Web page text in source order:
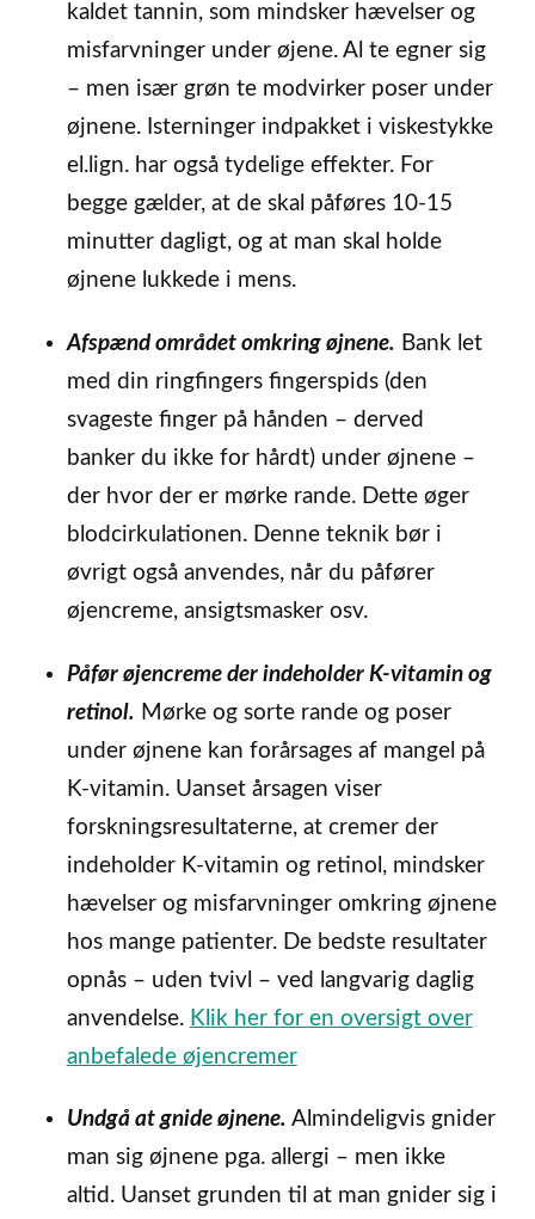
kaldet tannin, som mindsker hævelser og
misfarvninger under øjene. Al te egner sig
– men især grøn te modvirker poser under
øjnene. Isterninger indpakket i viskestykke
el.lign. har også tydelige effekter. For
begge gælder, at de skal påføres 10-15
minutter dagligt, og at man skal holde
øjnene lukkede i mens.
Afspænd området omkring øjnene. Bank let
med din ringfingers fingerspids (den
svageste finger på hånden – derved
banker du ikke for hårdt) under øjnene –
der hvor der er mørke rande. Dette øger
blodcirkulationen. Denne teknik bør i
øvrigt også anvendes, når du påfører
øjencreme, ansigtsmasker osv.
Påfør øjencreme der indeholder K-vitamin og
retinol. Mørke og sorte rande og poser
under øjnene kan forårsages af mangel på
K-vitamin. Uanset årsagen viser
forskningsresultaterne, at cremer der
indeholder K-vitamin og retinol, mindsker
hævelser og misfarvninger omkring øjnene
hos mange patienter. De bedste resultater
opnås – uden tvivl – ved langvarig daglig
anvendelse. Klik her for en oversigt over
anbefalede øjencremer
Undgå at gnide øjnene. Almindeligvis gnider
man sig øjnene pga. allergi – men ikke
altid. Uanset grunden til at man gnider sig i